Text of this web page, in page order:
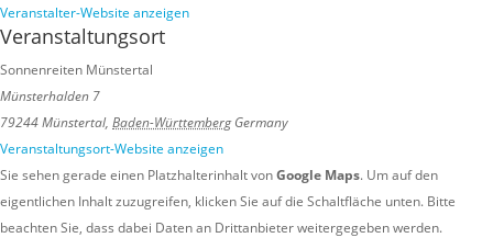
Veranstalter-Website anzeigen
Veranstaltungsort
Sonnenreiten Münstertal
Münsterhalden 7
79244 Münstertal, Baden-Württemberg Germany
Veranstaltungsort-Website anzeigen
Sie sehen gerade einen Platzhalterinhalt vonGoogle Maps. Um auf den
eigentlichen Inhalt zuzugreifen, klicken Sie auf die Schaltfläche unten. Bitte
beachten Sie, dass dabei Daten an Drittanbieter weitergegeben werden.